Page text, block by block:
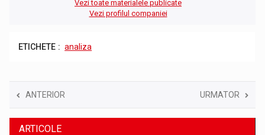
Vezi toate materialele publicate
Vezi profilul companiei
ETICHETE : analiza
ANTERIOR URMATOR
ARTICOLE